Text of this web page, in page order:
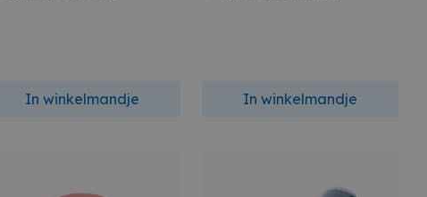
In winkelmandje In winkelmandje